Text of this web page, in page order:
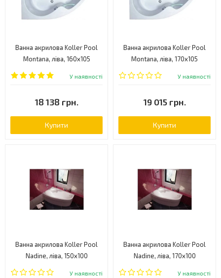
Ванна акрилова Koller Pool
Montana, ліва, 160x105
(MONTANA160X105L)
У наявності
18 138 грн.
Купити
Ванна акрилова Koller Pool
Montana, ліва, 170х105
(MONTANA170X105L)
У наявності
19 015 грн.
Купити
Ванна акрилова Koller Pool
Nadine, ліва, 150x100
(NADINE150X100L)
У наявності
Ванна акрилова Koller Pool
Nadine, ліва, 170x100
(NADINE170X100L)
У наявності